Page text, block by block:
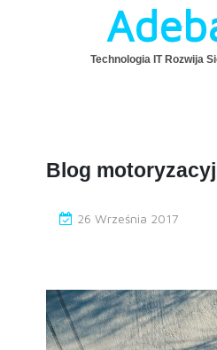
Technologia IT Rozwija
Blog
26 Września 2017